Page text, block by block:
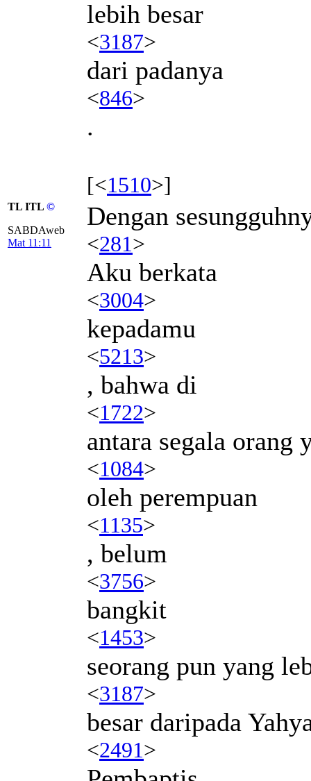
lebih besar
<3187>
dari padanya
<846>
.
[<1510>]
TL ITL ©
SABDAweb
Mat 11:11
Dengan
<281>
Aku berkata
<3004>
kepadamu
<5213>
, bahwa di
<1722>
antara segala orang
<1084>
oleh perempuan
<1135>
, belum
<3756>
bangkit
<1453>
seorang pun yang
<3187>
besar daripada
<2491>